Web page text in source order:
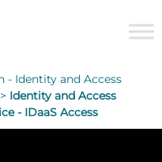
- Identity and Access
Identity and Access
- IDaaS Access